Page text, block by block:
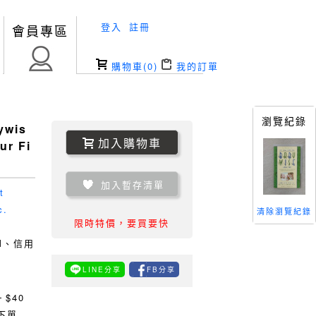
會員專區 登入 註冊
購物車(0) 我的訂單
Fi
信用
$40
加入購物車
加入暫存清單
限時特價，要買要快
LINE分享 FB分享
瀏覽紀錄
清除瀏覽紀錄